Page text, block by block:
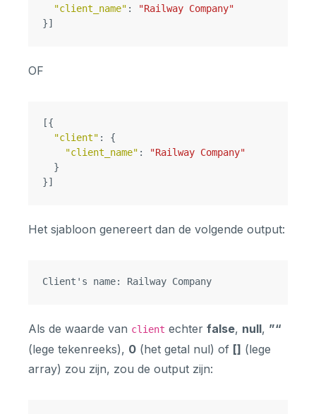
"client_name" :
"Railway Company"
}]
OF
[{
"client" :
{
"client_name" :
"Railway Company"
}
}]
Het sjabloon genereert dan de volgende output:
Als de waarde van client echter false, null, ”“
(lege tekenreeks), 0 (het getal nul) of [] (lege
array) zou zijn, zou de output zijn: